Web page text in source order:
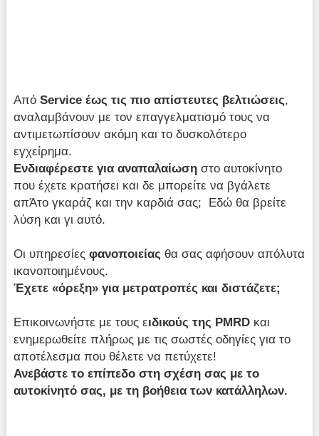
ΑπόService έως τις πιο απίστευτες βελτιώσεις,
αναλαμβάνουν με τον επαγγελματισμό τους να
αντιμετωπίσουν ακόμη και το δυσκολότερο
εγχείρημα.
Ενδιαφέρεστε για αναπαλαίωση στο αυτοκίνητο
που έχετε κρατήσει και δε μπορείτε να βγάλετε
απΆτο γκαράζ και την καρδιά σας; Εδώ θα βρείτε
λύση και γι αυτό.
Οι υπηρεσίεςφανοποιείας θα σας αφήσουν απόλυτα
ικανοποιημένους.
Έχετε «όρεξη» για μετρατροπές και διστάζετε;
Επικοινωνήστε με τους ειδικούς της PMRD και
ενημερωθείτε πλήρως με τις σωστές οδηγίες για το
αποτέλεσμα που θέλετε να πετύχετε!
Ανεβάστε το επίπεδο στη σχέση σας με το
αυτοκίνητό σας, με τη βοήθεια των κατάλληλων.